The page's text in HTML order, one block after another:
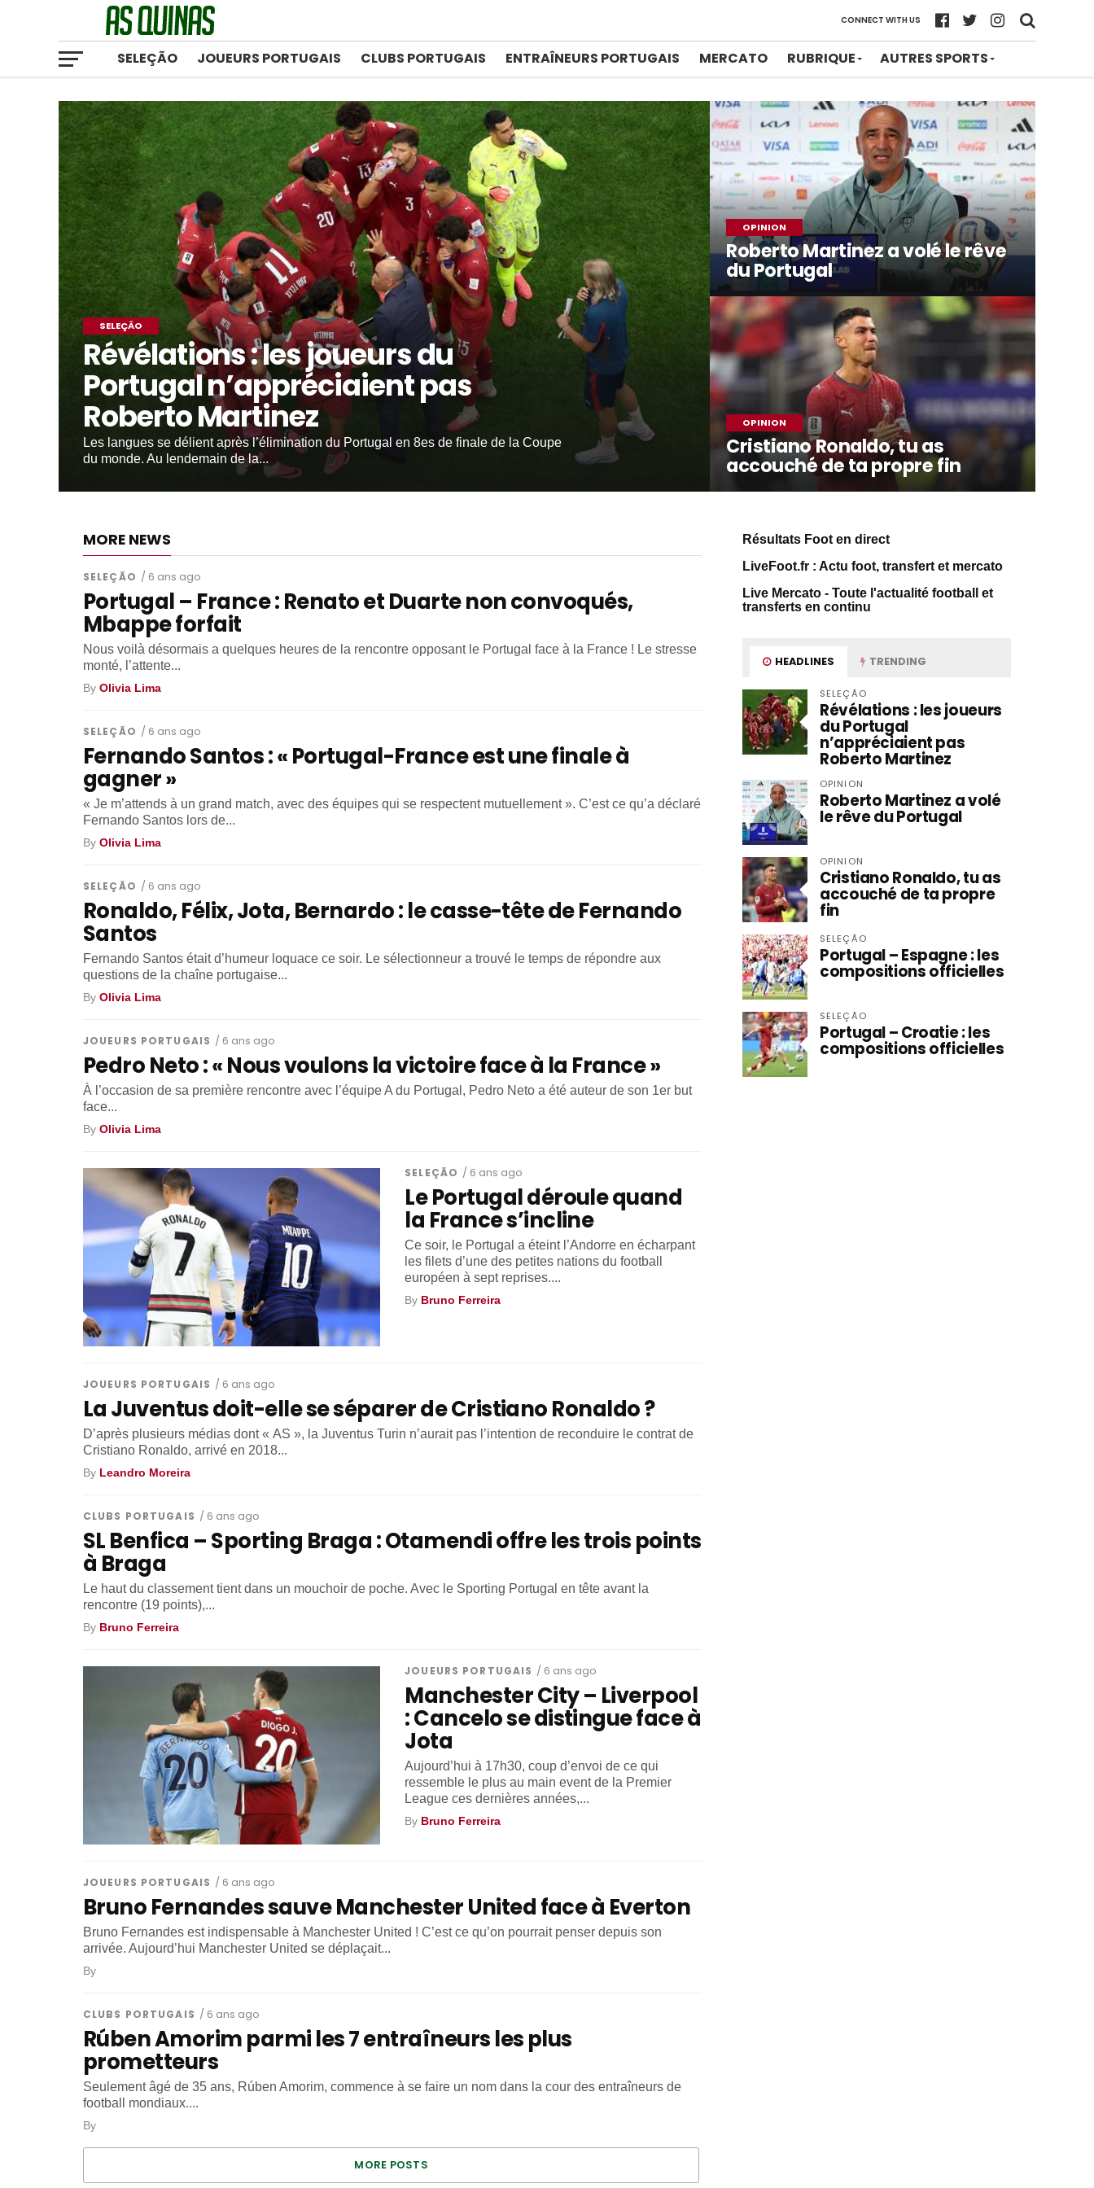
CONNECT WITH US
SELEÇÃO JOUEURS PORTUGAIS CLUBS PORTUGAIS ENTRAÎNEURS PORTUGAIS MERCATO RUBRIQUE AUTRES SPORTS
SELEÇÃO
Révélations : les joueurs du
Portugal n’appréciaient pas
Roberto Martinez
Les langues se délient après l’élimination du Portugal en 8es de finale de la Coupe
du monde. Au lendemain de la...
OPINION
Roberto Martinez a volé le rêve
du Portugal
OPINION
Cristiano Ronaldo, tu as
accouché de ta propre fin
MORE NEWS
SELEÇÃO / 6 ans ago
Portugal – France : Renato et Duarte non convoqués,
Mbappe forfait
Nous voilà désormais a quelques heures de la rencontre opposant le Portugal face à la France ! Le stresse
monté, l’attente...
By Olivia Lima
SELEÇÃO / 6 ans ago
Fernando Santos : « Portugal-France est une finale à
gagner »
« Je m’attends à un grand match, avec des équipes qui se respectent mutuellement ». C’est ce qu’a déclaré
Fernando Santos lors de...
By Olivia Lima
SELEÇÃO / 6 ans ago
Ronaldo, Félix, Jota, Bernardo : le casse-tête de Fernando
Santos
Fernando Santos était d’humeur loquace ce soir. Le sélectionneur a trouvé le temps de répondre aux
questions de la chaîne portugaise...
By Olivia Lima
JOUEURS PORTUGAIS / 6 ans ago
Pedro Neto : « Nous voulons la victoire face à la France »
À l’occasion de sa première rencontre avec l’équipe A du Portugal, Pedro Neto a été auteur de son 1er but
face...
By Olivia Lima
SELEÇÃO / 6 ans ago
Le Portugal déroule quand
la France s’incline
Ce soir, le Portugal a éteint l’Andorre en écharpant
les filets d’une des petites nations du football
européen à sept reprises....
By Bruno Ferreira
JOUEURS PORTUGAIS / 6 ans ago
La Juventus doit-elle se séparer de Cristiano Ronaldo ?
D’après plusieurs médias dont « AS », la Juventus Turin n’aurait pas l’intention de reconduire le contrat de
Cristiano Ronaldo, arrivé en 2018...
By Leandro Moreira
CLUBS PORTUGAIS / 6 ans ago
SL Benfica – Sporting Braga : Otamendi offre les trois points
à Braga
Le haut du classement tient dans un mouchoir de poche. Avec le Sporting Portugal en tête avant la
rencontre (19 points),...
By Bruno Ferreira
JOUEURS PORTUGAIS / 6 ans ago
Manchester City – Liverpool
: Cancelo se distingue face à
Jota
Aujourd’hui à 17h30, coup d’envoi de ce qui
ressemble le plus au main event de la Premier
League ces dernières années,...
By Bruno Ferreira
JOUEURS PORTUGAIS / 6 ans ago
Bruno Fernandes sauve Manchester United face à Everton
Bruno Fernandes est indispensable à Manchester United ! C’est ce qu’on pourrait penser depuis son
arrivée. Aujourd’hui Manchester United se déplaçait...
By
CLUBS PORTUGAIS / 6 ans ago
Rúben Amorim parmi les 7 entraîneurs les plus
prometteurs
Seulement âgé de 35 ans, Rúben Amorim, commence à se faire un nom dans la cour des entraîneurs de
football mondiaux....
By
MORE POSTS
Résultats Foot en direct
LiveFoot.fr : Actu foot, transfert et mercato
Live Mercato - Toute l'actualité football et
transferts en continu
HEADLINES TRENDING
SELEÇÃO
Révélations : les joueurs
du Portugal
n’appréciaient pas
Roberto Martinez
OPINION
Roberto Martinez a volé
le rêve du Portugal
OPINION
Cristiano Ronaldo, tu as
accouché de ta propre
fin
SELEÇÃO
Portugal – Espagne : les
compositions officielles
SELEÇÃO
Portugal – Croatie : les
compositions officielles